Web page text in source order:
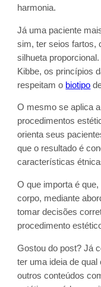
harmonia.
Já uma paciente
sim, ter seios fartos,
silhueta
Kibbe, os princípios
respeitam o biotipo
O mesmo se aplica
procedimentos
orienta seus
que o resultado é
características
O que importa é
corpo, mediante
tomar decisões
procedimento
Gostou do post? Já
ter uma ideia de
outros conteúdos